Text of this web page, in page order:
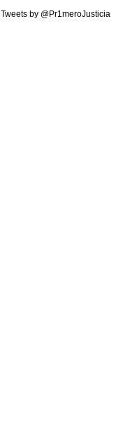
Tweets by @Pr1meroJusticia